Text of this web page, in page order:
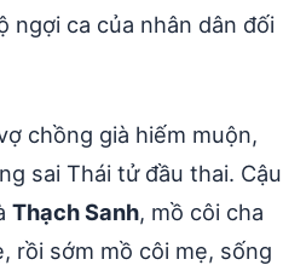
ngợi ca của nhân dân đối
chồng già hiếm muộn,
sai Thái tử đầu thai. Cậu
Thạch Sanh, mồ côi cha
rồi sớm mồ côi mẹ, sống